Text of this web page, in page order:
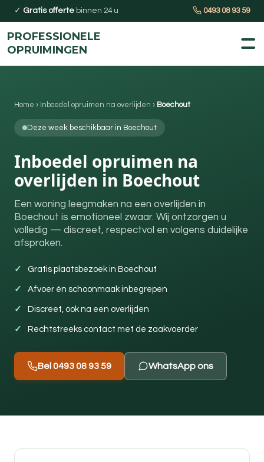
✓ Gratis offerte binnen 24 u 0493 08 93 59
PROFESSIONELE
OPRUIMINGEN
Home › Inboedel opruimen na overlijden › Boechout
Deze week beschikbaar in Boechout
Inboedel opruimen na
overlijden in Boechout
Een woning leegmaken na een overlijden in
Boechout is emotioneel zwaar. Wij ontzorgen u
volledig — discreet, respectvol en volgens duidelijke
afspraken.
Gratis plaatsbezoek in Boechout
Afvoer én schoonmaak inbegrepen
Discreet, ook na een overlijden
Rechtstreeks contact met de zaakvoerder
Bel 0493 08 93 59 WhatsApp ons